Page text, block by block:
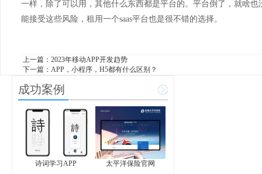
一样，除了可以用，其他什么东西都是平台的。平台倒了，就啥
能接受这些风险，租用一个saas平台也是很不错的选择。
上一篇： 2023年移动APP开发趋势
下一篇： APP，小程序，H5都有什么区别？
成功案例
诗词学习APP 太平洋保险官网